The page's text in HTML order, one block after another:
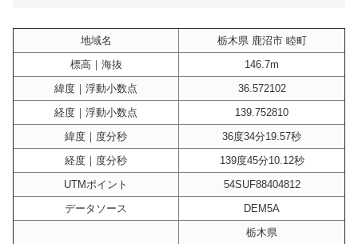
地域名
栃木県 鹿沼市 睦町
標高｜海抜
146.7m
緯度｜浮動小数点
36.572102
経度｜浮動小数点
139.752810
緯度｜度分秒
36度34分19.57秒
経度｜度分秒
139度45分10.12秒
UTMポイント
54SUF88404812
データソース
DEM5A
栃木県